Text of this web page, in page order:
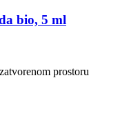
bio, 5 ml
prostoru